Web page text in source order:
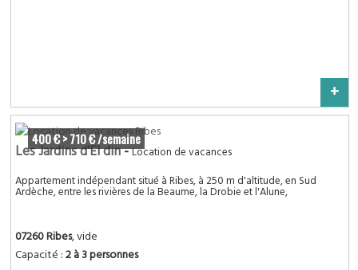
+
400 € > 710 € /semaine
Les Jardins d'El din-Location de vacances
Appartement indépendant situé à Ribes, à 250 m d'altitude, en Sud
Ardèche, entre les rivières de la Beaume, la Drobie et l'Alune,
07260 Ribes, vide
Capacité :2 à 3 personnes